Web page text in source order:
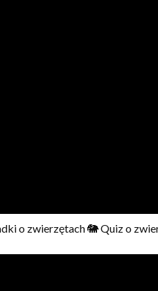
o zwierzętach 🐘 Quiz o